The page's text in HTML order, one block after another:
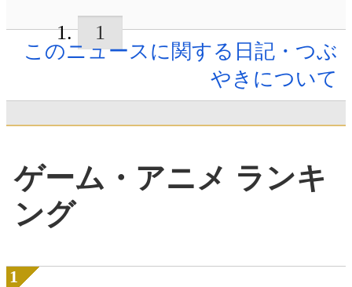
1
このニュースに関する日記・つぶ
やきについて
ゲーム・アニメ ランキ
ング